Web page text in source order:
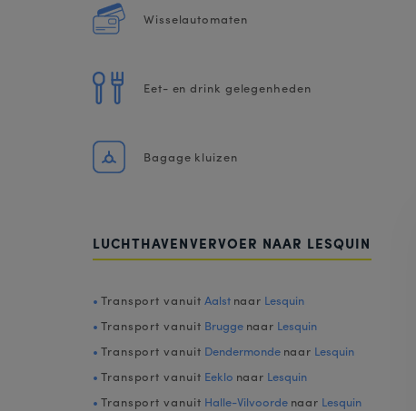
Wisselautomaten
Eet- en drink gelegenheden
Bagage kluizen
LUCHTHAVENVERVOER NAAR LESQUIN
Transport vanuit Aalst naar Lesquin
Transport vanuit Brugge naar Lesquin
Transport vanuit Dendermonde naar Lesquin
Transport vanuit Eeklo naar Lesquin
Transport vanuit Halle-Vilvoorde naar Lesquin